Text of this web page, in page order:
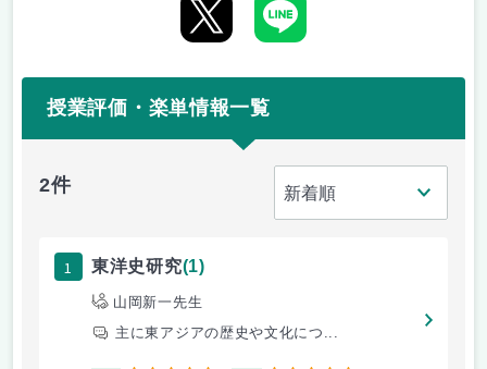
授業評価・楽単情報一覧
2件
1 東洋史研究(1)
山岡新一先生
主に東アジアの歴史や文化につ...